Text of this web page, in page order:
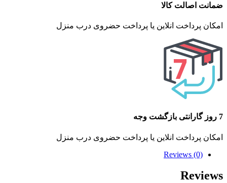
ضمانت اصالت کالا
امکان پرداخت انلاین یا پرداخت حضروی درب منزل
7 روز گارانتی بازگشت وجه
امکان پرداخت انلاین یا پرداخت حضروی درب منزل
Reviews (0)
Reviews